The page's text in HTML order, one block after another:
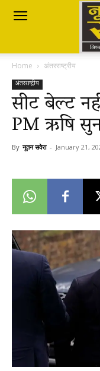
Nutan
Savera
नूतन
Breaking
Home अंतरराष्ट्रीय
अंतरराष्ट्रीय
सीट बेल्ट
PM ऋषि
By नूतन सवेरा - January 21,